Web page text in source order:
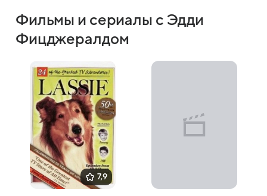
Фильмы и сериалы с Эдди
Фицджералдом
7,9